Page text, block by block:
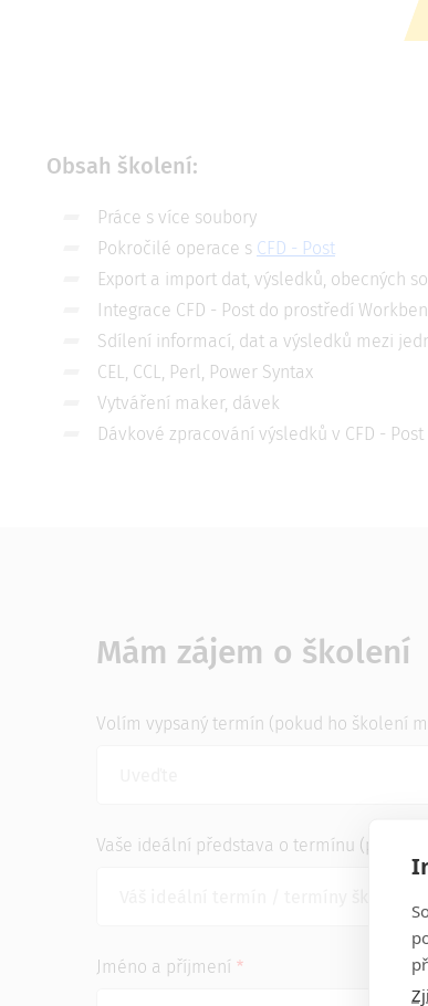
Obsah školení:
Práce s více soubory
Pokročilé operace s CFD - Post
Export a import dat, výsledků, obecných
Integrace CFD - Post do prostředí
Sdílení informací, dat a výsledků mezi
CEL, CCL, Perl, Power Syntax
Vytváření maker, dávek
Dávkové zpracování výsledků v CFD - Post
Mám zájem o školení
Volím vypsaný termín (pokud ho školení
Vaše ideální představa o termínu (pokud
Jméno a příjmení